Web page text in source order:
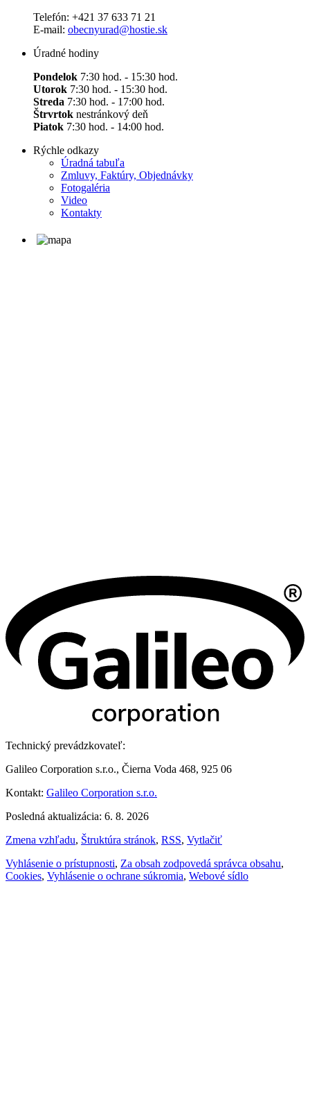
Telefón: +421 37 633 71 21
E-mail: obecnyurad@hostie.sk
Úradné hodiny
Pondelok 7:30 hod. - 15:30 hod.
Utorok 7:30 hod. - 15:30 hod.
Streda 7:30 hod. - 17:00 hod.
Štrvrtok nestránkový deň
Piatok 7:30 hod. - 14:00 hod.
Rýchle odkazy
Úradná tabuľa
Zmluvy, Faktúry, Objednávky
Fotogaléria
Video
Kontakty
Technický prevádzkovateľ:
Galileo Corporation s.r.o., Čierna Voda 468, 925 06
Kontakt: Galileo Corporation s.r.o.
Posledná aktualizácia: 6. 8. 2026
Zmena vzhľadu, Štruktúra stránok, RSS, Vytlačiť
Vyhlásenie o prístupnosti, Za obsah zodpovedá správca obsahu,
Cookies, Vyhlásenie o ochrane súkromia, Webové sídlo